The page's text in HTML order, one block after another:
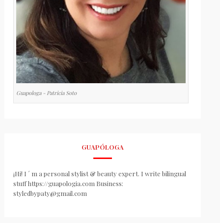
Guapologa - Patricia Soto
GUAPÓLOGA
¡Hi! I ´ m a personal stylist & beauty expert. I write bilingual
stuff https://guapologia.com Business:
styledbypaty@gmail.com